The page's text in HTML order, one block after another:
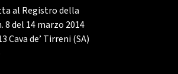
al Registro della
del 14 marzo 2014
Cava de’ Tirreni (SA)